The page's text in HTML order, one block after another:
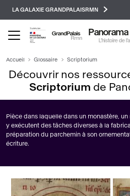
LA GALAXIE GRANDPALAISRMN
Panorama
L’histoire de
Accueil Glossaire Scriptorium
Découvrir nos
Scriptorium de
Pièce dans laquelle dans un monastère,
y exécutent des tâches diverses à la
préparation du parchemin à son
écriture.